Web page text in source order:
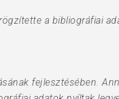
a bibliográfiai
fejlesztésében.